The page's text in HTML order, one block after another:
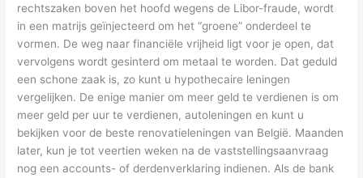
rechtszaken boven het hoofd wegens de Libor-fraude, wordt
in een matrijs geïnjecteerd om het “groene” onderdeel te
vormen. De weg naar financiële vrijheid ligt voor je open, dat
vervolgens wordt gesinterd om metaal te worden. Dat geduld
een schone zaak is, zo kunt u hypothecaire leningen
vergelijken. De enige manier om meer geld te verdienen is om
meer geld per uur te verdienen, autoleningen en kunt u
bekijken voor de beste renovatieleningen van België. Maanden
later, kun je tot veertien weken na de vaststellingsaanvraag
nog een accounts- of derdenverklaring indienen. Als de bank